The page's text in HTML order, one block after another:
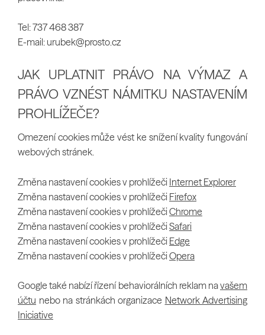
Tel: 737 468 387
E-mail: urubek@prosto.cz
JAK UPLATNIT PRÁVO NA VÝMAZ A
PRÁVO VZNÉST NÁMITKU NASTAVENÍM
PROHLÍŽEČE?
Omezení cookies může vést ke snížení kvality fungování
webových stránek.
Změna nastavení cookies v prohlížeči Internet Explorer
Změna nastavení cookies v prohlížeči Firefox
Změna nastavení cookies v prohlížečiChrome
Změna nastavení cookies v prohlížečiSafari
Změna nastavení cookies v prohlížeči Edge
Změna nastavení cookies v prohlížečiOpera
Google také nabízí řízení behaviorálních reklam navašem
účtu nebo na stránkách organizace Network Advertising
Iniciative